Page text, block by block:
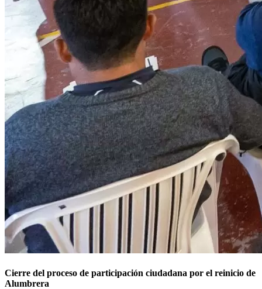
Cierre del proceso de participación ciudadana por el reinicio de
Alumbrera